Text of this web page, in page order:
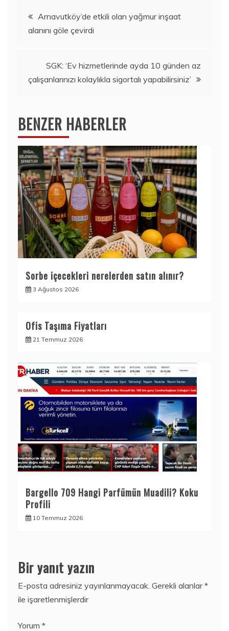
Yazı
gezinmesi
Arnavutköy’de etkili olan yağmur inşaat
alanını göle çevirdi
SGK: ‘Ev hizmetlerinde ayda 10 günden az
çalışanlarınızı kolaylıkla sigortalı yapabilirsiniz’
BENZER HABERLER
Sorbe içecekleri nerelerden satın alınır?
3 Ağustos 2026
Ofis Taşıma Fiyatları
21 Temmuz 2026
Bargello 709 Hangi Parfümün Muadili? Koku
Profili
10 Temmuz 2026
Bir yanıt yazın
E-posta adresiniz yayınlanmayacak. Gerekli alanlar*
ile işaretlenmişlerdir
Yorum *